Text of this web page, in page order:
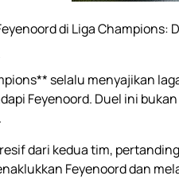
di Liga Champions:
selalu menyajikan
Feyenoord. Duel ini
dari kedua tim,
Feyenoord dan